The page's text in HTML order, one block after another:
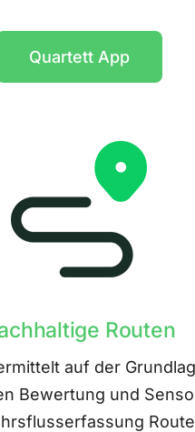
Quartett App
Routen
auf der
Bewertung und